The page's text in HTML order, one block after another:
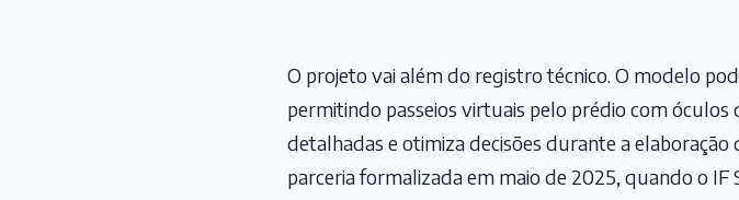
O projeto vai além do registro técnico. O modelo
permitindo passeios virtuais pelo prédio com óculos
detalhadas e otimiza decisões durante a
parceria formalizada em maio de 2025, quando o